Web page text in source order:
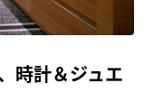
時計＆ジュエ